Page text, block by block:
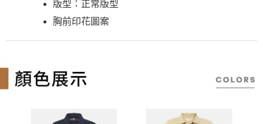
４．使用「AFTEE先享後付」時，將依據個別帳號之用戶狀況，依本公司即
時審查核予不同之上限額度；若仍有額度不足之情形，本公司將視審查結果
每筆NT$130，滿NT$2,000(含以上)免運費
版型：正常版型
胸前印花圖案